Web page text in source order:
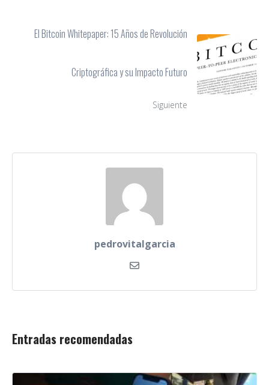
El Bitcoin Whitepaper: 15 Años de Revolución
Criptográfica y su Impacto Futuro
Siguiente
pedrovitalgarcia
Entradas recomendadas